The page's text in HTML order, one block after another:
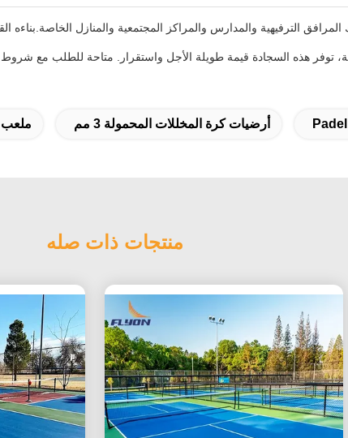
الترفيهية والمدارس والمراكز المجتمعية والمنازل
أرضيات كرة المخللات المحمولة 3 مم ملعب
منتجات ذات صله